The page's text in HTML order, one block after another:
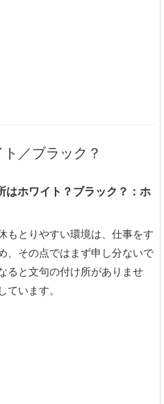
／ブラック？
はホワイト？ブラック？：ホ
もとりやすい環境は、仕事をす
、その点ではまず申し分ないで
ると文句の付け所がありませ
ています。